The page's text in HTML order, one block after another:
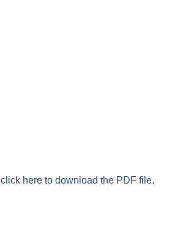
click here to download the PDF file.